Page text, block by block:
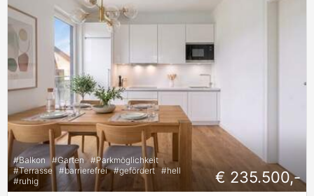
#Balkon #Garten #Parkmöglichkeit
#Terrasse #barrierefrei #gefördert #hell
#ruhig € 235.500,-